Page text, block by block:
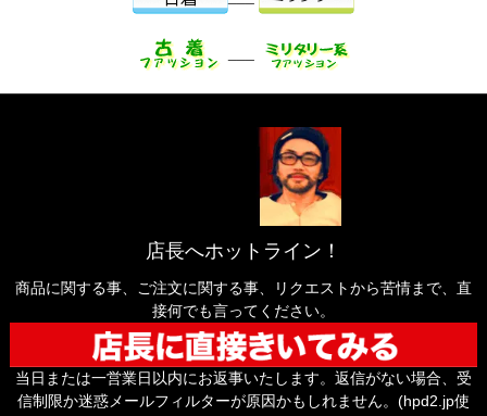
店長へホットライン！
商品に関する事、ご注文に関する事、リクエストから苦情まで、直
接何でも言ってください。
当日または一営業日以内にお返事いたします。返信がない場合、受
信制限か迷惑メールフィルターが原因かもしれません。(hpd2.jp使